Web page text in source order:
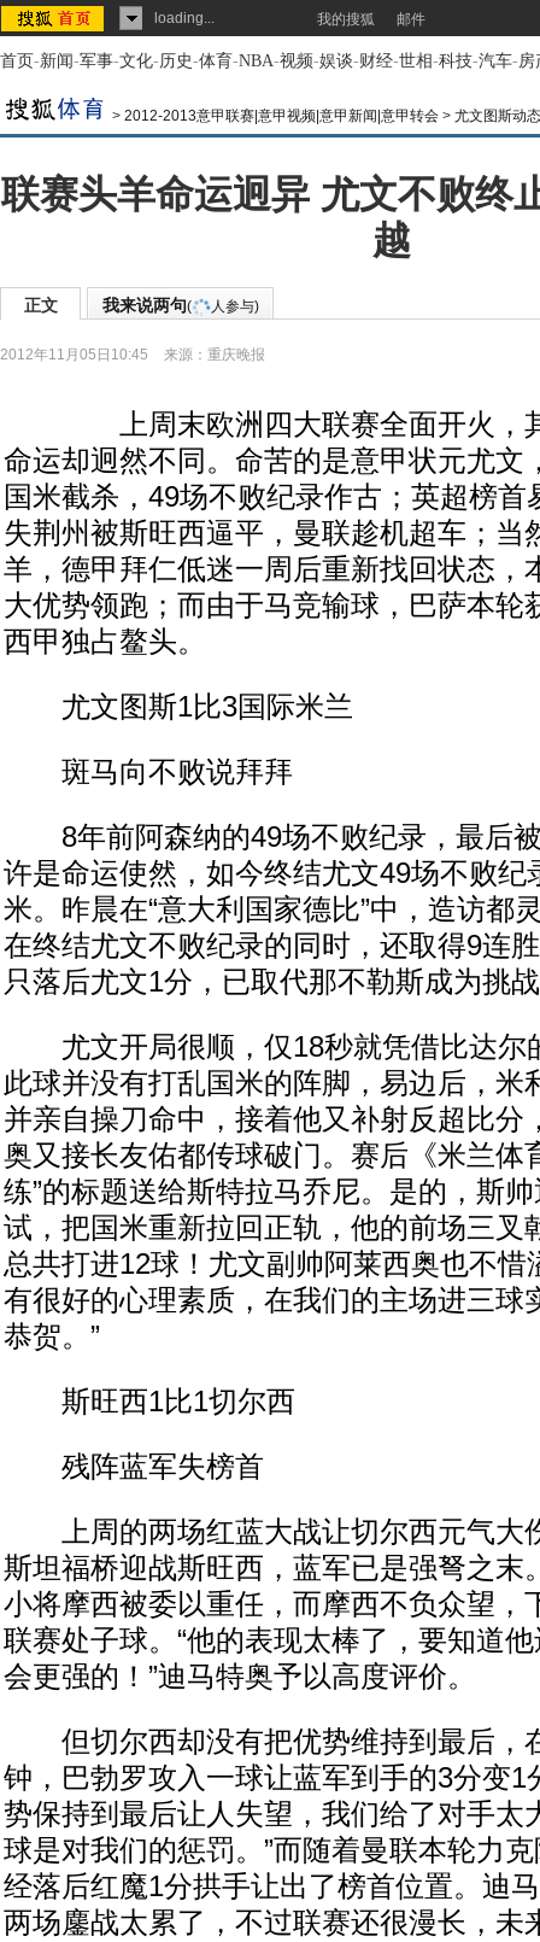
loading... 我的搜狐 邮件
首页-新闻-军事-文化-历史-体育-NBA-视频-娱谈-财经-世相-科技-汽车-房
> 2012-2013意甲联赛|意甲视频|意甲新闻|意甲转会 > 尤文图斯动态
联赛头羊命运迥异 尤文不败终
越
正文 我来说两句( 人参与)
2012年11月05日10:45 来源： 重庆晚报
上周末欧洲四大联赛全面开火，其
命运却迥然不同。命苦的是意甲状元尤文
国米截杀，49场不败纪录作古；英超榜首
失荆州被斯旺西逼平，曼联趁机超车；当
羊，德甲拜仁低迷一周后重新找回状态，
大优势领跑；而由于马竞输球，巴萨本轮
西甲独占鳌头。
尤文图斯1比3国际米兰
斑马向不败说拜拜
8年前阿森纳的49场不败纪录，最后
许是命运使然，如今终结尤文49场不败纪
米。昨晨在“意大利国家德比”中，造访都
在终结尤文不败纪录的同时，还取得9连
只落后尤文1分，已取代那不勒斯成为挑
尤文开局很顺，仅18秒就凭借比达尔
此球并没有打乱国米的阵脚，易边后，米
并亲自操刀命中，接着他又补射反超比分
奥又接长友佑都传球破门。赛后《米兰体
练”的标题送给斯特拉马乔尼。是的，斯
试，把国米重新拉回正轨，他的前场三叉
总共打进12球！尤文副帅阿莱西奥也不惜
有很好的心理素质，在我们的主场进三球
恭贺。”
斯旺西1比1切尔西
残阵蓝军失榜首
上周的两场红蓝大战让切尔西元气大
斯坦福桥迎战斯旺西，蓝军已是强弩之末
小将摩西被委以重任，而摩西不负众望，
联赛处子球。“他的表现太棒了，要知道
会更强的！”迪马特奥予以高度评价。
但切尔西却没有把优势维持到最后，
钟，巴勃罗攻入一球让蓝军到手的3分变1
势保持到最后让人失望，我们给了对手太
球是对我们的惩罚。”而随着曼联本轮力
经落后红魔1分拱手让出了榜首位置。迪
两场鏖战太累了，不过联赛还很漫长，未